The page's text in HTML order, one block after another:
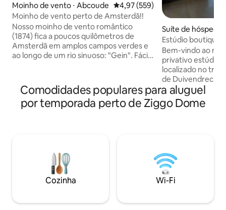
Moinho de vento ⋅ Abcoude 4,97 de uma avaliação média de
4,97 (559)
Moinho de vento perto de Amsterdã!!
Nosso moinho de vento romântico
(1874) fica a poucos quilômetros de
Amsterdã em amplos campos verdes e
ao longo de um rio sinuoso: "Gein". Fácil
inteiro só para você. Três andares, 3
quartos com camas de casal: dorme
facilmente 6, uma cozinha, sala de estar,
reservar com antecedência. Ótima água
para nadar e pequeno desembarque
bem na frente.
Suíte de
drecht
Estúdio boutique
perto de
Bem-vindo ao
privativo estúdio
localizado no
de Duivendrecht,
Amsterdã. Perfeita para casais, famílias
pequenas,
visitantes que
telhado ✔
✔ Aquecimento
Wi-Fi rápido ✔
carrinho de bebê
Comodidades populares para aluguel
por temporada perto de Ziggo Dome
Cozinha Wi-Fi